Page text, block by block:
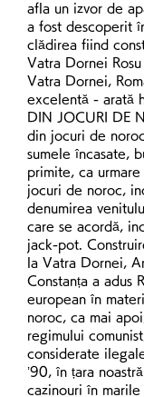
afla un izvor de
a fost descoperit
clădirea fiind
Vatra Dornei
Vatra Dornei,
excelentă - arată
DIN JOCURI DE
din jocuri de
sumele încasate,
primite, ca
jocuri de noroc,
denumirea
care se acordă,
jack-pot.
la Vatra Dornei,
Constanța a adus
european în
noroc, ca mai
regimului
considerate
’90, în țara
cazinouri în